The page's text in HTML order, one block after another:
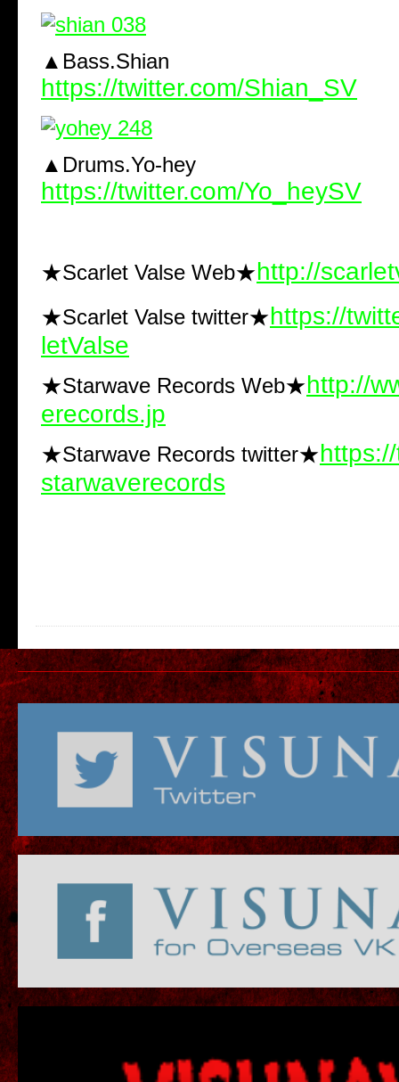
▲Bass.Shian
https://twitter.com/Shian_SV
▲Drums.Yo-hey
https://twitter.com/Yo_heySV
★Scarlet Valse Web★http://
★Scarlet Valse twitter★https://
letValse
★Starwave Records Web★http://
erecords.jp
★Starwave Records twitter★
starwaverecords